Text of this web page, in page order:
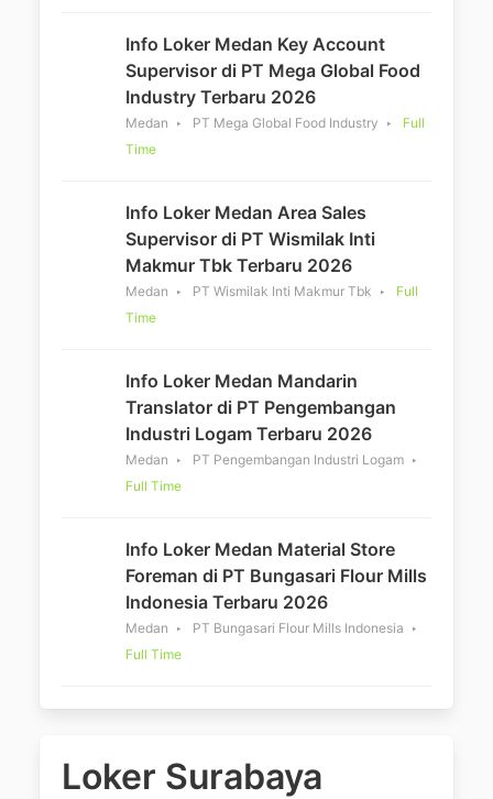
Info Loker Medan Key Account
Supervisor di PT Mega Global Food
Industry Terbaru 2026
Medan PT Mega Global Food Industry
Full
Time
Info Loker Medan Area Sales
Supervisor di PT Wismilak Inti
Makmur Tbk Terbaru 2026
Medan PT Wismilak Inti Makmur Tbk
Full
Time
Info Loker Medan Mandarin
Translator di PT Pengembangan
Industri Logam Terbaru 2026
Medan
PT Pengembangan Industri Logam
Full Time
Info Loker Medan Material Store
Foreman di PT Bungasari Flour Mills
Indonesia Terbaru 2026
Medan
PT Bungasari Flour Mills Indonesia
Full Time
Loker Surabaya